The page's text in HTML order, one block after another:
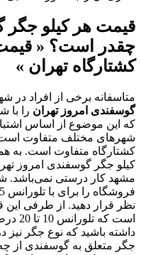
قیمت هر کیلو جگر
چقدر است؟ «
کشتارگاه تهران »
متاسفانه برخی از افراد در
گوسفندی امروز تهران را با
که این موضوع از اساس
شهرهای مختلف متفاوت
کشتارگاه متفاوت است. به
کیلو جگر گوسفندی امروز
مشهد کار درستی نمی‌باشد.
نظر قرار دهید. از طرفی
است
داشته باشید که نوع جگر نیز
جگر متعلق به گوسفندی از